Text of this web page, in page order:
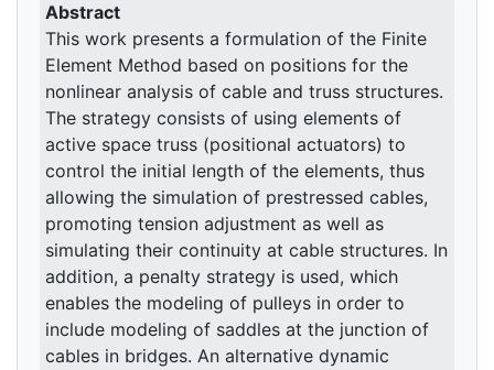
Abstract
This work presents a formulation of the Finite
Element Method based on positions for the
nonlinear analysis of cable and truss structures.
The strategy consists of using elements of
active space truss (positional actuators) to
control the initial length of the elements, thus
allowing the simulation of prestressed cables,
promoting tension adjustment as well as
simulating their continuity at cable structures. In
addition, a penalty strategy is used, which
enables the modeling of pulleys in order to
include modeling of saddles at the junction of
cables in bridges. An alternative dynamic